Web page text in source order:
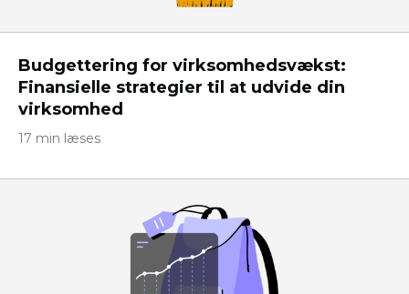
Budgettering for virksomhedsvækst:
Finansielle strategier til at udvide din
virksomhed
17 min læses